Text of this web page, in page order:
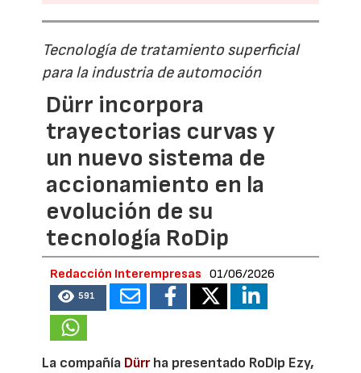
Tecnología de tratamiento superficial
para la industria de automoción
Dürr incorpora
trayectorias curvas y
un nuevo sistema de
accionamiento en la
evolución de su
tecnología RoDip
Redacción Interempresas 01/06/2026
591
La compañía Dürrha presentado RoDip Ezy,